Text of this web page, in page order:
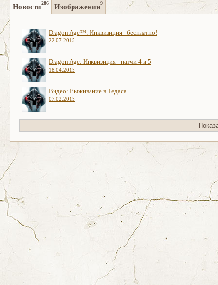
Новости286 Изображения9
Dragon Age™: Инквизиция - бесплатно!
22.07.2015
Dragon Age: Инквизиция - патчи 4 и 5
18.04.2015
Видео: Выживание в Тедаса
07.02.2015